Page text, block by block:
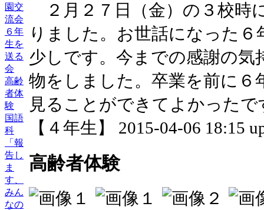
園交
流会
６年
生を
送る
会
高齢
者体
験
国語
科
「報
告し
ま
す、
みん
なの
２月２７日（金）の３校時
りました。お世話になった
少しです。今までの感謝の気
物をしました。卒業を前に６
見ることができてよかったで
【４年生】 2015-04-06 18:15
高齢者体験